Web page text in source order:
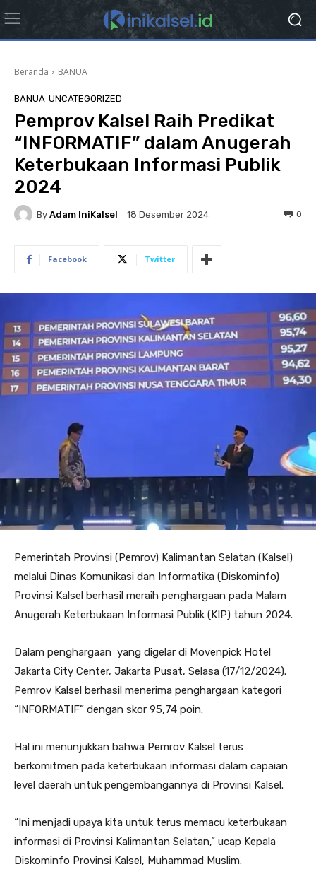
Beranda BANUA
BANUA UNCATEGORIZED
Pemprov Kalsel Raih Predikat
“INFORMATIF” dalam Anugerah
Keterbukaan Informasi Publik
2024
By Adam IniKalsel 18 Desember 2024 0
Facebook Twitter
Pemerintah Provinsi (Pemrov) Kalimantan Selatan (Kalsel)
melalui Dinas Komunikasi dan Informatika (Diskominfo)
Provinsi Kalsel berhasil meraih penghargaan pada Malam
Anugerah Keterbukaan Informasi Publik (KIP) tahun 2024.
Dalam penghargaan yang digelar di Movenpick Hotel
Jakarta City Center, Jakarta Pusat, Selasa (17/12/2024).
Pemrov Kalsel berhasil menerima penghargaan kategori
“INFORMATIF” dengan skor 95,74 poin.
Hal ini menunjukkan bahwa Pemrov Kalsel terus
berkomitmen pada keterbukaan informasi dalam capaian
level daerah untuk pengembangannya di Provinsi Kalsel.
“Ini menjadi upaya kita untuk terus memacu keterbukaan
informasi di Provinsi Kalimantan Selatan,” ucap Kepala
Diskominfo Provinsi Kalsel, Muhammad Muslim.